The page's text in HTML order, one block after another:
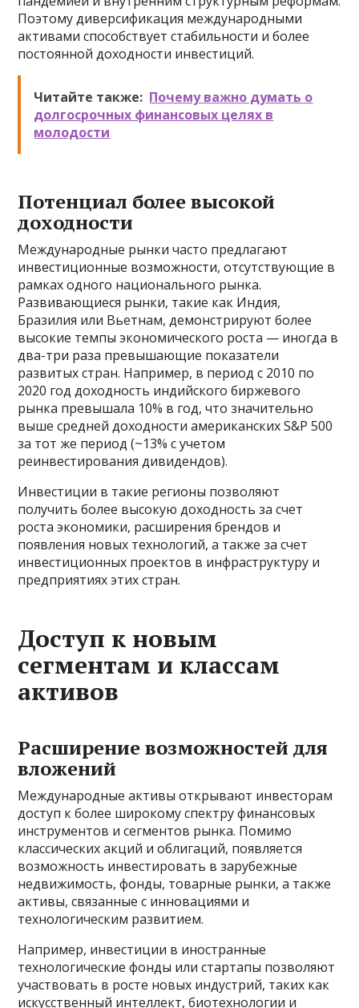
Поэтому диверсификация международными
активами способствует стабильности и более
постоянной доходности инвестиций.
Читайте также: Почему важно думать о
долгосрочных финансовых целях в
молодости
Потенциал более высокой
доходности
Международные рынки часто предлагают
инвестиционные возможности, отсутствующие в
рамках одного национального рынка.
Развивающиеся рынки, такие как Индия,
Бразилия или Вьетнам, демонстрируют более
высокие темпы экономического роста — иногда в
два-три раза превышающие показатели
развитых стран. Например, в период с 2010 по
2020 год доходность индийского биржевого
рынка превышала 10% в год, что значительно
выше средней доходности американских S&P 500
за тот же период (~13% с учетом
реинвестирования дивидендов).
Инвестиции в такие регионы позволяют
получить более высокую доходность за счет
роста экономики, расширения брендов и
появления новых технологий, а также за счет
инвестиционных проектов в инфраструктуру и
предприятиях этих стран.
Доступ к новым
сегментам и классам
активов
Расширение возможностей для
вложений
Международные активы открывают инвесторам
доступ к более широкому спектру финансовых
инструментов и сегментов рынка. Помимо
классических акций и облигаций, появляется
возможность инвестировать в зарубежные
недвижимость, фонды, товарные рынки, а также
активы, связанные с инновациями и
технологическим развитием.
Например, инвестиции в иностранные
технологические фонды или стартапы позволяют
участвовать в росте новых индустрий, таких как
искусственный интеллект, биотехнологии и